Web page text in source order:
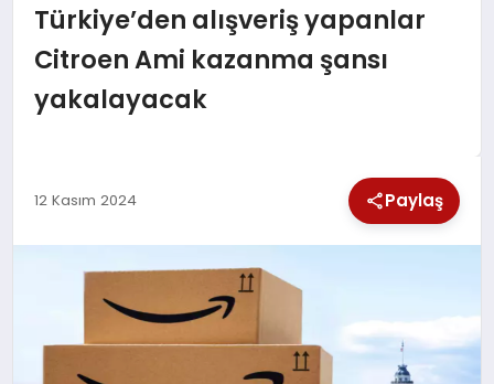
EKONOMI
SPOR
Türkiye’den alışveriş yapanlar
Citroen Ami kazanma şansı
yakalayacak
12 Kasım 2024 Paylaş